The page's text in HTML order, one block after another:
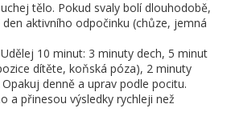
tělo. Pokud svaly bolí dlouhodobě,
aktivního odpočinku (chůze, jemná
10 minut: 3 minuty dech, 5 minut
dítěte, koňská póza), 2 minuty
denně a uprav podle pocitu.
a přinesou výsledky rychleji než